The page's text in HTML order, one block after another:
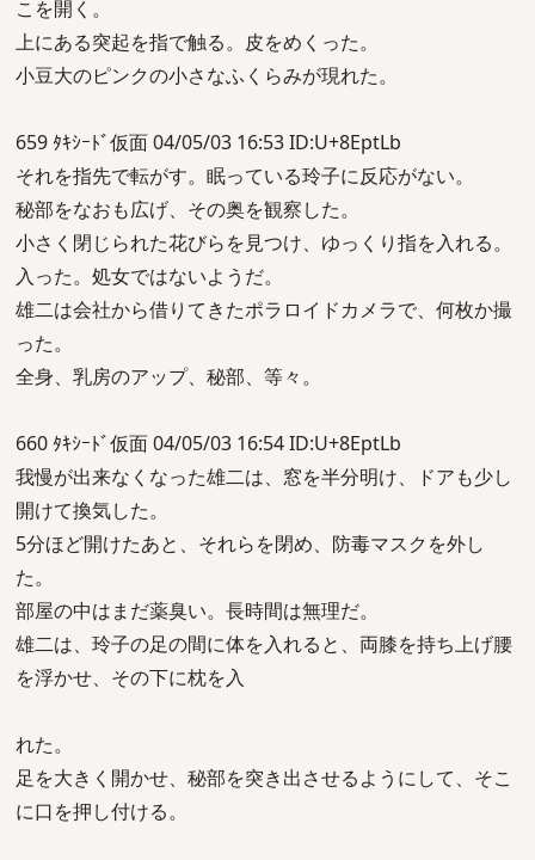
こを開く。
上にある突起を指で触る。皮をめくった。
小豆大のピンクの小さなふくらみが現れた。
659 ﾀｷｼｰﾄﾞ仮面 04/05/03 16:53 ID:U+8EptLb
それを指先で転がす。眠っている玲子に反応がない。
秘部をなおも広げ、その奥を観察した。
小さく閉じられた花びらを見つけ、ゆっくり指を入れる。
入った。処女ではないようだ。
雄二は会社から借りてきたポラロイドカメラで、何枚か撮
った。
全身、乳房のアップ、秘部、等々。
660 ﾀｷｼｰﾄﾞ仮面 04/05/03 16:54 ID:U+8EptLb
我慢が出来なくなった雄二は、窓を半分明け、ドアも少し
開けて換気した。
5分ほど開けたあと、それらを閉め、防毒マスクを外し
た。
部屋の中はまだ薬臭い。長時間は無理だ。
雄二は、玲子の足の間に体を入れると、両膝を持ち上げ腰
を浮かせ、その下に枕を入
れた。
足を大きく開かせ、秘部を突き出させるようにして、そこ
に口を押し付ける。